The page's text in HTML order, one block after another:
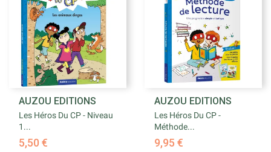
AUZOU EDITIONS
Les Héros Du CP - Niveau
1...
5,50 €
AUZOU EDITIONS
Les Héros Du CP -
Méthode...
9,95 €